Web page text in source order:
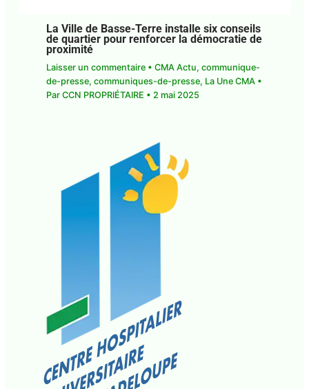
La Ville de Basse-Terre installe six conseils
de quartier pour renforcer la démocratie de
proximité
Laisser un commentaire • CMA Actu, communique-
de-presse, communiques-de-presse, La Une CMA•
Par CCN PROPRIÉTAIRE • 2 mai 2025